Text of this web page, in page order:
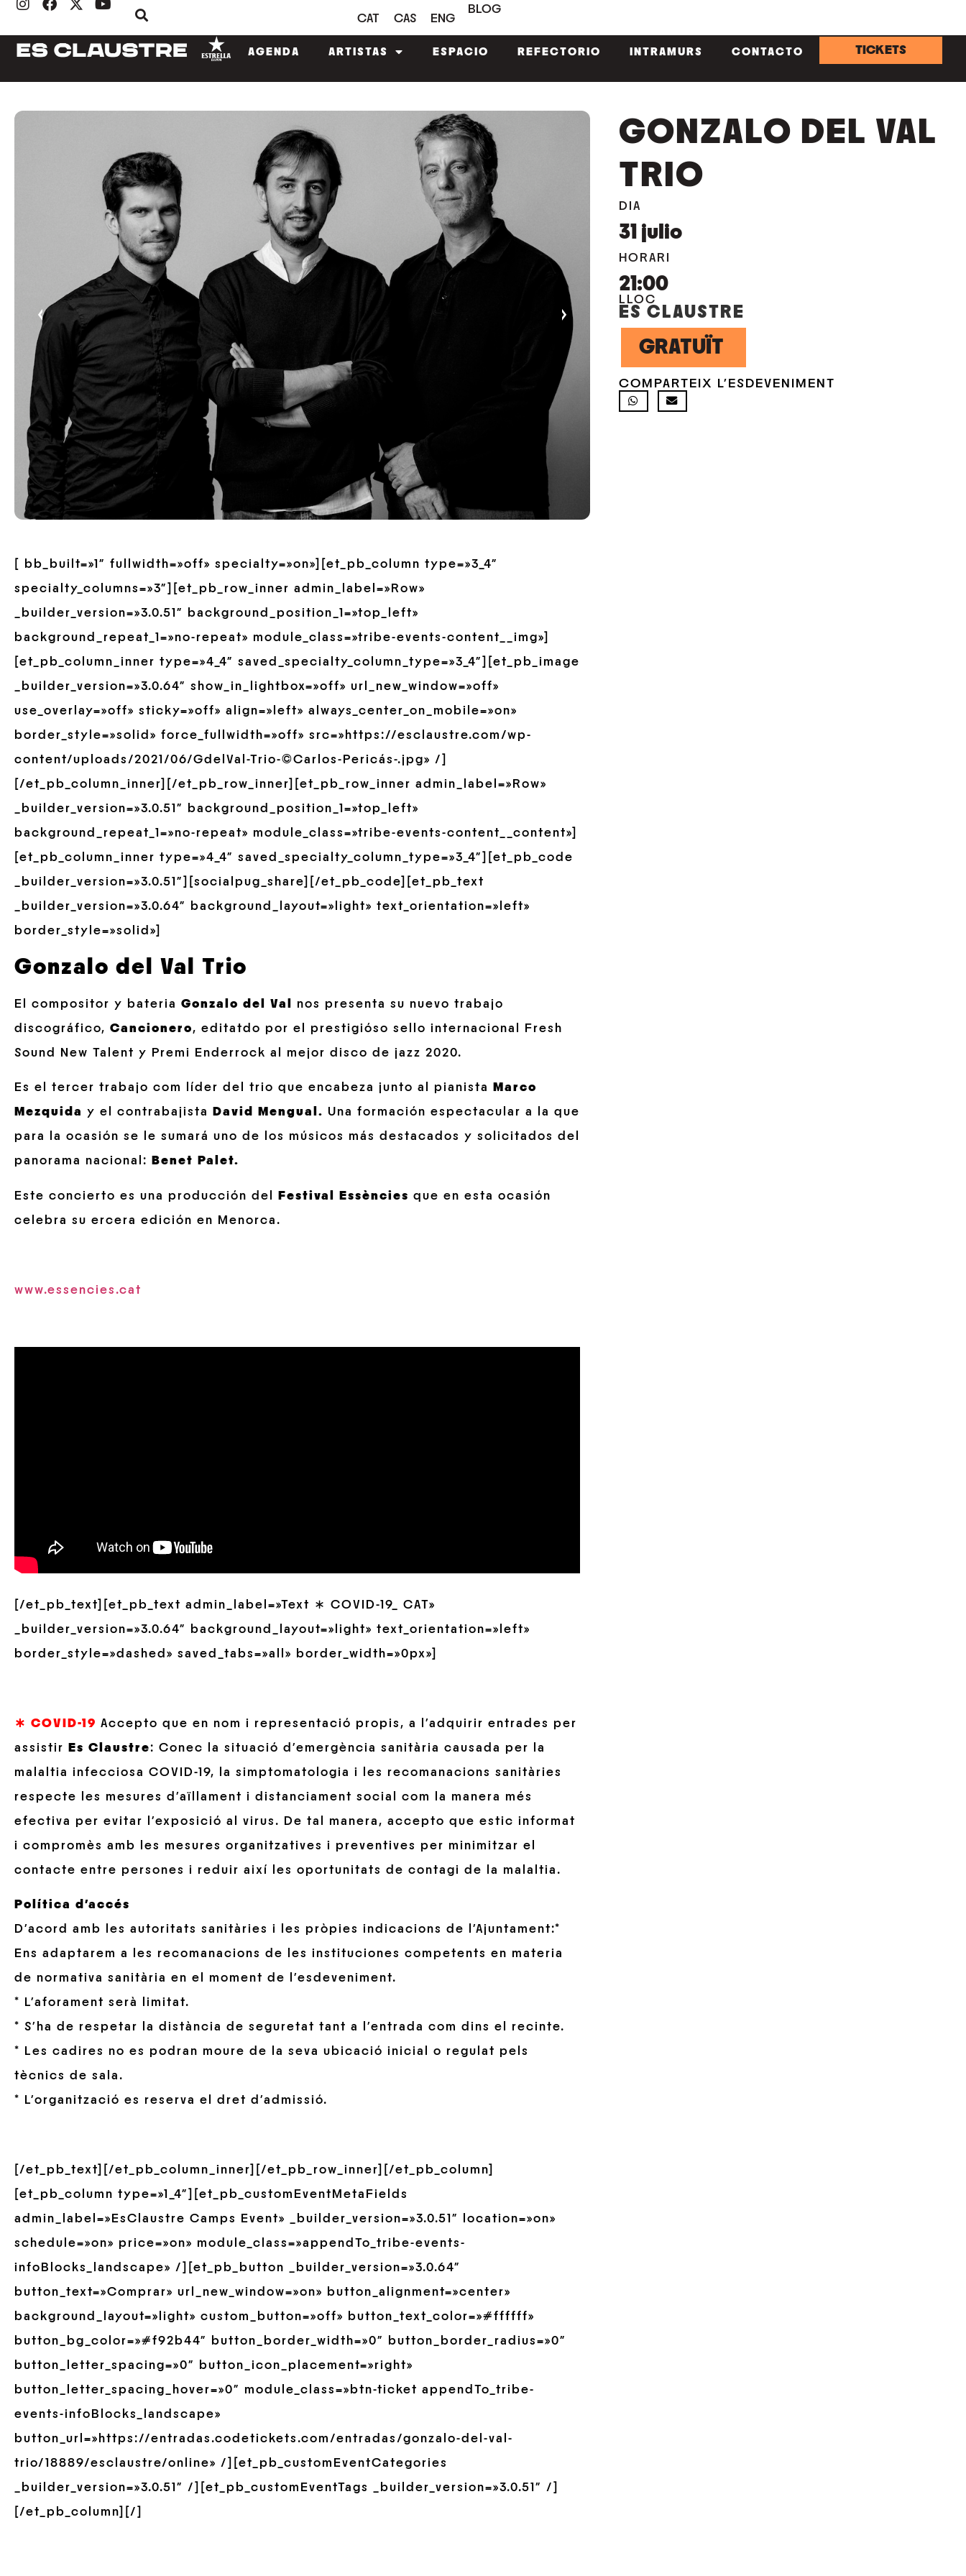
CAT CAS ENG
BLOG
AGENDA ARTISTAS ESPACIO REFECTORIO INTRAMURS CONTACTO TICKETS
‹ ›
GONZALO DEL VAL
TRIO
DIA
31 julio
HORARI
21:00
LLOC
ES CLAUSTRE
GRATUÏT
COMPARTEIX L'ESDEVENIMENT
[ bb_built=»1″ fullwidth=»off» specialty=»on»][et_pb_column type=»3_4″
specialty_columns=»3″][et_pb_row_inner admin_label=»Row»
_builder_version=»3.0.51″ background_position_1=»top_left»
background_repeat_1=»no-repeat» module_class=»tribe-events-content__img»]
[et_pb_column_inner type=»4_4″ saved_specialty_column_type=»3_4″][et_pb_image
_builder_version=»3.0.64″ show_in_lightbox=»off» url_new_window=»off»
use_overlay=»off» sticky=»off» align=»left» always_center_on_mobile=»on»
border_style=»solid» force_fullwidth=»off» src=»https://esclaustre.com/wp-
content/uploads/2021/06/GdelVal-Trio-©Carlos-Pericás-.jpg» /]
[/et_pb_column_inner][/et_pb_row_inner][et_pb_row_inner admin_label=»Row»
_builder_version=»3.0.51″ background_position_1=»top_left»
background_repeat_1=»no-repeat» module_class=»tribe-events-content__content»]
[et_pb_column_inner type=»4_4″ saved_specialty_column_type=»3_4″][et_pb_code
_builder_version=»3.0.51″][socialpug_share][/et_pb_code][et_pb_text
_builder_version=»3.0.64″ background_layout=»light» text_orientation=»left»
border_style=»solid»]
Gonzalo del Val Trio
El compositor y bateria Gonzalo del Val
nos presenta su nuevo trabajo
discográfico, Cancionero, editatdo por el prestigióso sello internacional Fresh
Sound New Talent y Premi Enderrock al mejor disco de jazz 2020.
Es el tercer trabajo com líder del trio que encabeza junto al pianista
Marco
Mezquida y el contrabajista David Mengual. Una formación espectacular a la que
para la ocasión se le sumará uno de los músicos más destacados y solicitados del
panorama nacional:
Benet Palet.
Este concierto es una producción del Festival Essències que en esta ocasión
celebra su ercera edición en Menorca.
www.essencies.cat
[/et_pb_text][et_pb_text admin_label=»Text ∗ COVID-19_ CAT»
_builder_version=»3.0.64″ background_layout=»light» text_orientation=»left»
border_style=»dashed» saved_tabs=»all» border_width=»0px»]
∗ COVID-19 Accepto que en nom i representació propis, a l’adquirir entrades per
assistir
Es Claustre: Conec la situació d’emergència sanitària causada per la
malaltia infecciosa COVID-19, la simptomatologia i les recomanacions sanitàries
respecte les mesures d’aïllament i distanciament social com la manera més
efectiva per evitar l’exposició al virus. De tal manera, accepto que estic informat
i compromès amb les mesures organitzatives i preventives per minimitzar el
contacte entre persones i reduir així les oportunitats de contagi de la malaltia.
Política d’accés
D’acord amb les autoritats sanitàries i les pròpies indicacions de l’Ajuntament:*
Ens adaptarem a les recomanacions de les instituciones competents en materia
de normativa sanitària en el moment de l’esdeveniment.
* L’aforament serà limitat.
* S’ha de respetar la distància de seguretat tant a l’entrada com dins el recinte.
* Les cadires no es podran moure de la seva ubicació inicial o regulat pels
tècnics de sala.
* L’organització es reserva el dret d’admissió.
[/et_pb_text][/et_pb_column_inner][/et_pb_row_inner][/et_pb_column]
[et_pb_column type=»1_4″][et_pb_customEventMetaFields
admin_label=»EsClaustre Camps Event» _builder_version=»3.0.51″ location=»on»
schedule=»on» price=»on» module_class=»appendTo_tribe-events-
infoBlocks_landscape» /][et_pb_button _builder_version=»3.0.64″
button_text=»Comprar» url_new_window=»on» button_alignment=»center»
background_layout=»light» custom_button=»off» button_text_color=»#ffffff»
button_bg_color=»#f92b44″ button_border_width=»0″ button_border_radius=»0″
button_letter_spacing=»0″ button_icon_placement=»right»
button_letter_spacing_hover=»0″ module_class=»btn-ticket appendTo_tribe-
events-infoBlocks_landscape»
button_url=»https://entradas.codetickets.com/entradas/gonzalo-del-val-
trio/18889/esclaustre/online» /][et_pb_customEventCategories
_builder_version=»3.0.51″ /][et_pb_customEventTags _builder_version=»3.0.51″ /]
[/et_pb_column][/]